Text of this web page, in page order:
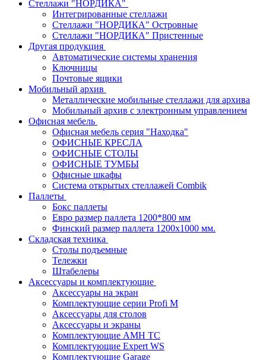
Стеллажи "НОРДИКА"
Интегрированные стеллажи
Стеллажи "НОРДИКА" Островные
Стеллажи "НОРДИКА" Пристенные
Другая продукция
Автоматические системы хранения
Ключницы
Почтовые ящики
Мобильный архив
Металлические мобильные стеллажи для архива
Мобильный архив с электронным управлением
Офисная мебель
Офисная мебель серия "Находка"
ОФИСНЫЕ КРЕСЛА
ОФИСНЫЕ СТОЛЫ
ОФИСНЫЕ ТУМБЫ
Офисные шкафы
Система открытых стеллажей Combik
Паллеты
Бокс паллеты
Евро размер паллета 1200*800 мм
Финский размер паллета 1200х1000 мм.
Складская техника
Столы подъемные
Тележки
Штабелеры
Аксессуары и комплектующие
Аксессуары на экран
Комплектующие серии Profi M
Аксессуары для столов
Аксессуары и экраны
Комплектующие AMH TC
Комплектующие Expert WS
Комплектующие Garage